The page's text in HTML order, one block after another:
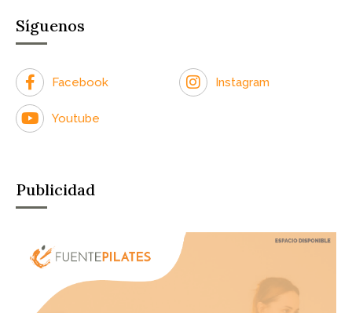
Síguenos
Facebook Instagram
Youtube
Publicidad